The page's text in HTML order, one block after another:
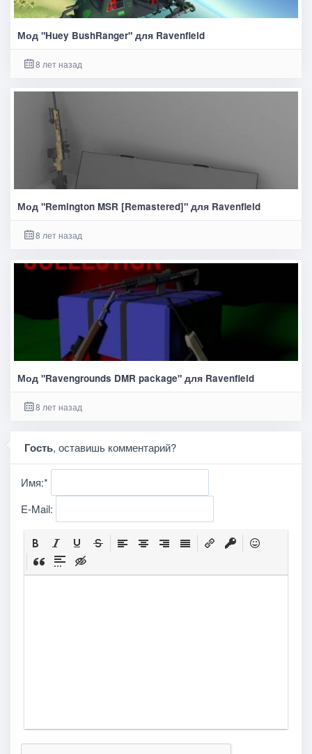
Мод "Huey BushRanger" для Ravenfield
8 лет назад
Мод "Remington MSR [Remastered]" для Ravenfield
8 лет назад
Мод "Ravengrounds DMR package" для Ravenfield
8 лет назад
Гость, оставишь комментарий?
Имя:*
E-Mail: